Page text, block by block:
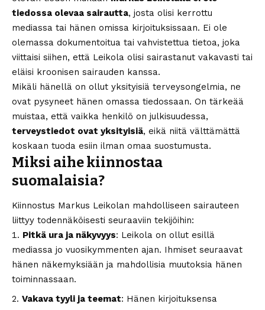
tiedossa olevaa sairautta, josta olisi kerrottu
mediassa tai hänen omissa kirjoituksissaan. Ei ole
olemassa dokumentoitua tai vahvistettua tietoa, joka
viittaisi siihen, että Leikola olisi sairastanut vakavasti tai
eläisi kroonisen sairauden kanssa.
Mikäli hänellä on ollut yksityisiä terveysongelmia, ne
ovat pysyneet hänen omassa tiedossaan. On tärkeää
muistaa, että vaikka henkilö on julkisuudessa,
terveystiedot ovat yksityisiä, eikä niitä välttämättä
koskaan tuoda esiin ilman omaa suostumusta.
Miksi aihe kiinnostaa
suomalaisia?
Kiinnostus Markus Leikolan mahdolliseen sairauteen
liittyy todennäköisesti seuraaviin tekijöihin:
Pitkä ura ja näkyvyys: Leikola on ollut esillä
mediassa jo vuosikymmenten ajan. Ihmiset seuraavat
hänen näkemyksiään ja mahdollisia muutoksia hänen
toiminnassaan.
Vakava tyyli ja teemat: Hänen kirjoituksensa